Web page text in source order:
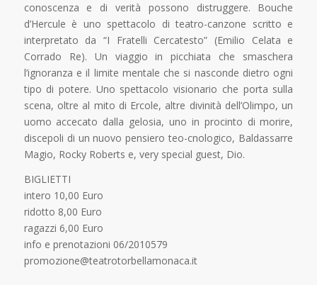
conoscenza e di verità possono distruggere. Bouche
d’Hercule è uno spettacolo di teatro-canzone scritto e
interpretato da “I Fratelli Cercatesto” (Emilio Celata e
Corrado Re). Un viaggio in picchiata che smaschera
l’ignoranza e il limite mentale che si nasconde dietro ogni
tipo di potere. Uno spettacolo visionario che porta sulla
scena, oltre al mito di Ercole, altre divinità dell’Olimpo, un
uomo accecato dalla gelosia, uno in procinto di morire,
discepoli di un nuovo pensiero teo-cnologico, Baldassarre
Magio, Rocky Roberts e, very special guest, Dio.
BIGLIETTI
intero 10,00 Euro
ridotto 8,00 Euro
ragazzi 6,00 Euro
info e prenotazioni 06/2010579
promozione@teatrotorbellamonaca.it